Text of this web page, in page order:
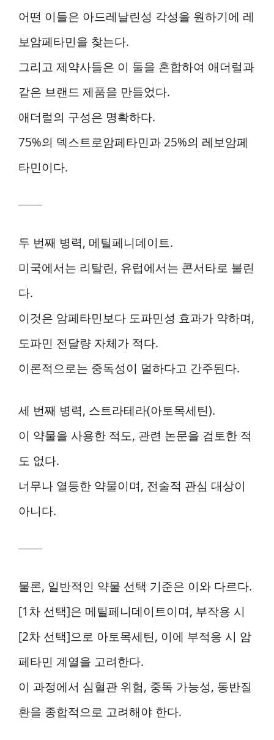
어떤 이들은 아드레날린성 각성을 원하기에 레
보암페타민을 찾는다.
그리고 제약사들은 이 둘을 혼합하여 애더럴과
같은 브랜드 제품을 만들었다.
애더럴의 구성은 명확하다.
75%의 덱스트로암페타민과 25%의 레보암페
타민이다.
두 번째 병력, 메틸페니데이트.
미국에서는 리탈린, 유럽에서는 콘서타로 불린
다.
이것은 암페타민보다 도파민성 효과가 약하며,
도파민 전달량 자체가 적다.
이론적으로는 중독성이 덜하다고 간주된다.
세 번째 병력, 스트라테라(아토목세틴).
이 약물을 사용한 적도, 관련 논문을 검토한 적
도 없다.
너무나 열등한 약물이며, 전술적 관심 대상이
아니다.
물론, 일반적인 약물 선택 기준은 이와 다르다.
[1차 선택]은 메틸페니데이트이며, 부작용 시
[2차 선택]으로 아토목세틴, 이에 부적응 시 암
페타민 계열을 고려한다.
이 과정에서 심혈관 위험, 중독 가능성, 동반질
환을 종합적으로 고려해야 한다.